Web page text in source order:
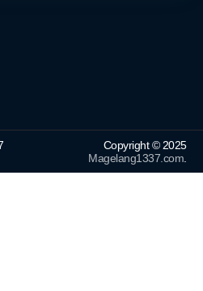
Copyright © 2025
Magelang1337.com